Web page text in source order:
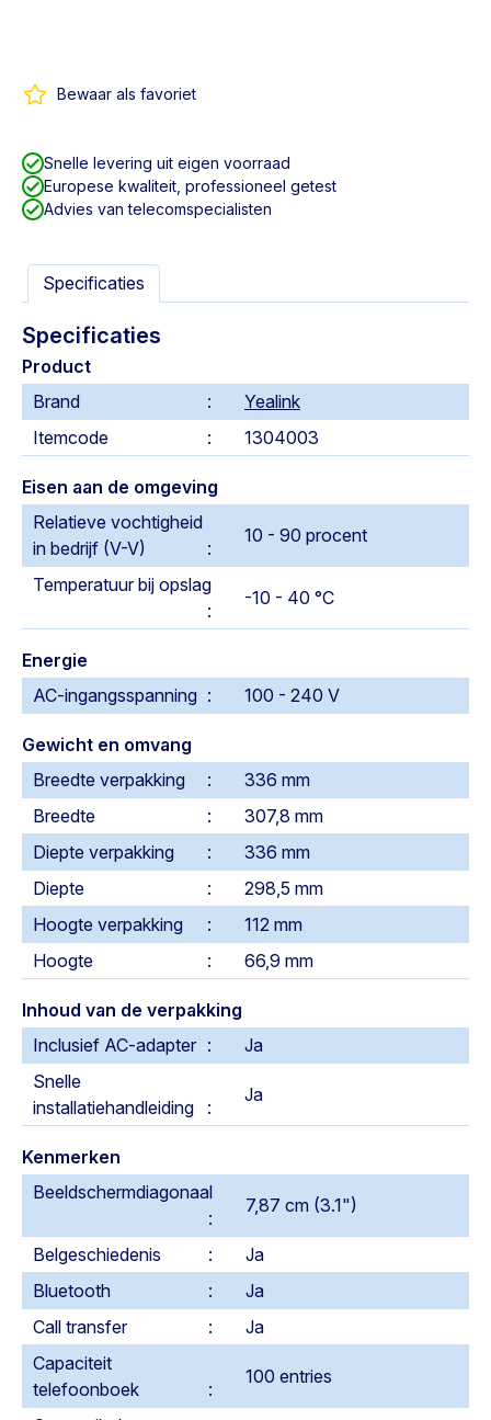
Bewaar als favoriet
Snelle levering uit eigen voorraad
Europese kwaliteit, professioneel getest
Advies van telecomspecialisten
Specificaties
Specificaties
Product
Brand
Yealink
Itemcode
1304003
Eisen aan de omgeving
Relatieve vochtigheid
in bedrijf (V-V)
10 - 90 procent
Temperatuur bij opslag
-10 - 40 °C
Energie
AC-ingangsspanning
100 - 240 V
Gewicht en omvang
Breedte verpakking
336 mm
Breedte
307,8 mm
Diepte verpakking
336 mm
Diepte
298,5 mm
Hoogte verpakking
112 mm
Hoogte
66,9 mm
Inhoud van de verpakking
Inclusief AC-adapter
Ja
Snelle
installatiehandleiding
Ja
Kenmerken
Beeldschermdiagonaal
7,87 cm (3.1")
Belgeschiedenis
Ja
Bluetooth
Ja
Call transfer
Ja
Capaciteit
telefoonboek
100 entries